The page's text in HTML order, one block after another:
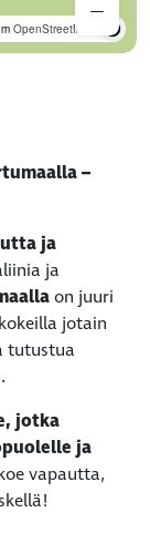
OpenStreetMap
–
ja
ja
on juuri
jotain
tutustua
jotka
ja
vapautta,